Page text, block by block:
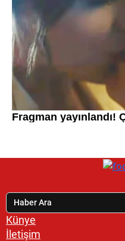
Künye
İletişim